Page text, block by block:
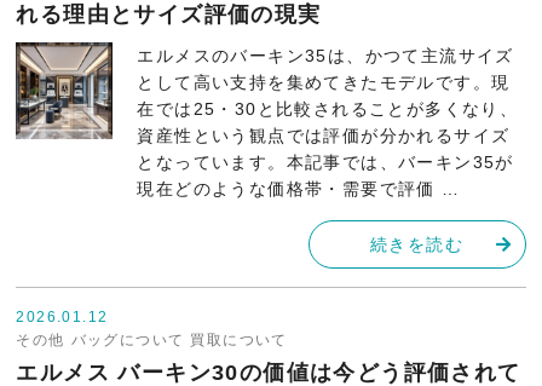
れる理由とサイズ評価の現実
エルメスのバーキン35は、かつて主流サイズ
として高い支持を集めてきたモデルです。現
在では25・30と比較されることが多くなり、
資産性という観点では評価が分かれるサイズ
となっています。本記事では、バーキン35が
現在どのような価格帯・需要で評価 …
続きを読む
2026.01.12
その他 バッグについて 買取について
エルメス バーキン30の価値は今どう評価されて